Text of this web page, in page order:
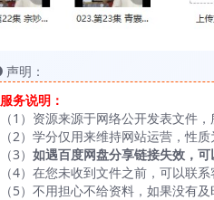
声明：
服务说明：
（1）资源来源于网络公开发表文件
（2）学分仅用来维持网站运营，性
（3） 如遇百度网盘分享链接失效，
（4）在您未收到文件之前，可以联
（5）不用担心不给资料，如果没有